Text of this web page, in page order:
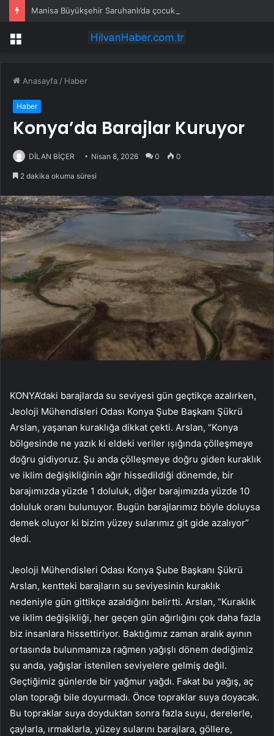
Menü
Anasayfa / Haber
Haber
Konya’da Barajlar Kuruyor
DİLAN BİÇER Nisan 8, 2026 0 0
2 dakika okuma süresi
KONYA’daki barajlarda su seviyesi gün geçtikçe azalırken,
Jeoloji Mühendisleri Odası Konya Şube Başkanı Şükrü
Arslan, yaşanan kuraklığa dikkat çekti. Arslan, “Konya
bölgesinde ne yazık ki eldeki veriler ışığında çölleşmeye
doğru gidiyoruz. Şu anda çölleşmeye doğru giden kuraklık
ve iklim değişikliğinin ağır hissedildiği dönemde, bir
barajımızda yüzde 1 doluluk, diğer barajımızda yüzde 10
doluluk oranı bulunuyor. Bugün barajlarımız böyle doluysa
demek oluyor ki bizim yüzey sularımız git gide azalıyor”
dedi.
Jeoloji Mühendisleri Odası Konya Şube Başkanı Şükrü
Arslan, kentteki barajların su seviyesinin kuraklık
nedeniyle gün gittikçe azaldığını belirtti. Arslan, “Kuraklık
ve iklim değişikliği, her geçen gün ağırlığını çok daha fazla
biz insanlara hissettiriyor. Baktığımız zaman aralık ayının
ortasında bulunmamıza rağmen yağışlı dönem dediğimiz
şu anda, yağışlar istenilen seviyelere gelmiş değil.
Geçtiğimiz günlerde bir yağmur yağdı. Fakat bu yağış, aç
olan toprağı bile doyurmadı. Önce topraklar suya doyacak.
Bu topraklar suya doyduktan sonra fazla suyu, derelerle,
çaylarla, ırmaklarla, yüzey sularını barajlara, göllere,